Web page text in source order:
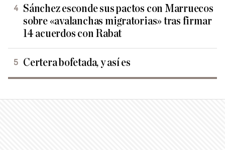
Sánchez esconde sus pactos con Marruecos
sobre «avalanchas migratorias» tras firmar
14 acuerdos con Rabat
Certera bofetada, y así es